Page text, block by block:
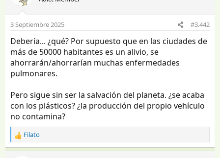
o
n
s
:
3 Septiembre 2025 #3.442
Debería... ¿qué? Por supuesto que en las ciudades de
más de 50000 habitantes es un alivio, se
ahorrarán/ahorrarían muchas enfermedades
pulmonares.
Pero sigue sin ser la salvación del planeta. ¿se acaba
con los plásticos? ¿la producción del propio vehículo
no contamina?
R
e
a
Filato